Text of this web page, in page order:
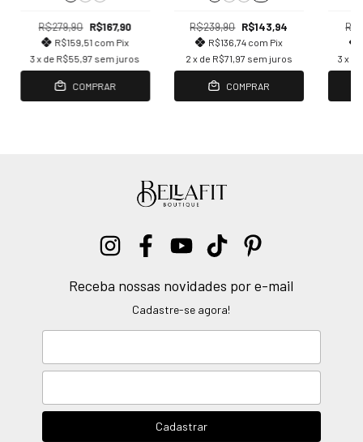
R$279,90 R$167,90
R$159,51 com Pix
3x de R$55,97 sem juros
COMPRAR
R$239,90 R$143,94
R$136,74 com Pix
2 x de R$71,97 sem juros
COMPRAR
3 x
Receba nossas novidades por e-mail
Cadastre-se agora!